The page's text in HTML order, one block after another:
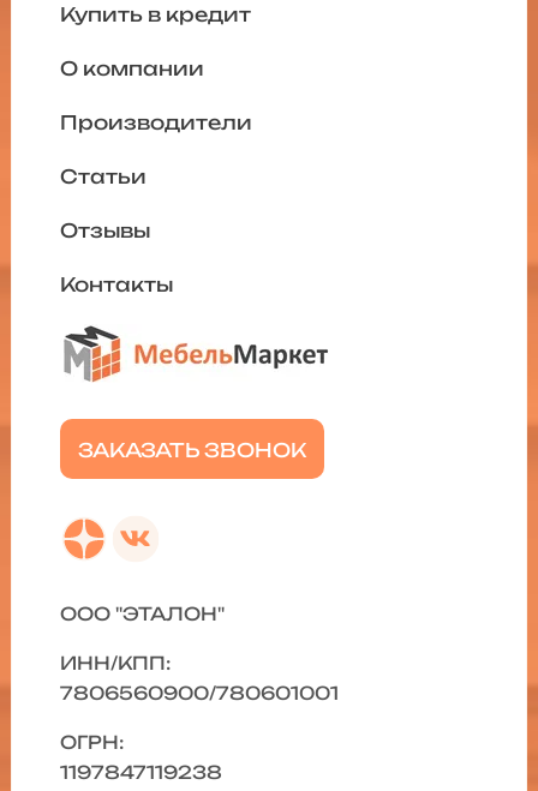
ЗАКАЗАТЬ ЗВОНОК
Купить в кредит
О компании
Производители
Статьи
Отзывы
Контакты
ООО "ЭТАЛОН"
ИНН/КПП:
7806560900/780601001
ОГРН:
1197847119238